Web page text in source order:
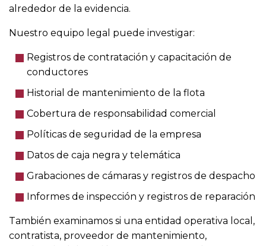
alrededor de la evidencia.
Nuestro equipo legal puede investigar:
Registros de contratación y capacitación de
conductores
Historial de mantenimiento de la flota
Cobertura de responsabilidad comercial
Políticas de seguridad de la empresa
Datos de caja negra y telemática
Grabaciones de cámaras y registros de despacho
Informes de inspección y registros de reparación
También examinamos si una entidad operativa local,
contratista, proveedor de mantenimiento,